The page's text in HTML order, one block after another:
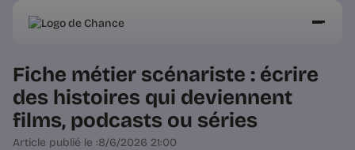
Fiche métier scénariste : écrire
des histoires qui deviennent
films, podcasts ou séries
Article publié le :8/6/2026 21:00